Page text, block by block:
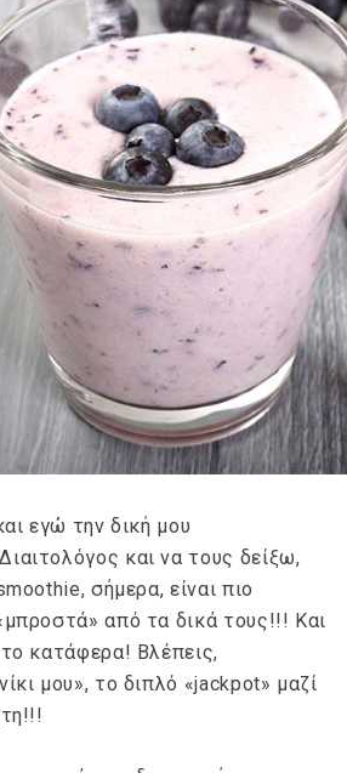
εγώ την δική μου
και να τους δείξω,
σήμερα, είναι πιο
από τα δικά τους!!! Και
κατάφερα! Βλέπεις,
μου», το διπλό «jackpot» μαζί